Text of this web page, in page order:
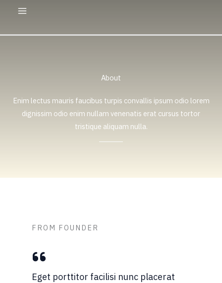
About
Enim lectus mauris faucibus turpis convallis ipsum odio lorem
dignissim odio enim nullam venenatis erat cursus tortor
tristique aliquam nulla.
FROM FOUNDER
Eget porttitor facilisi nunc placerat